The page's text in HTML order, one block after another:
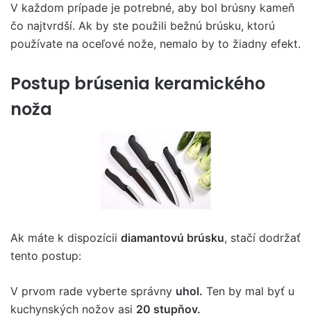
V každom prípade je potrebné, aby bol brúsny kameň
čo najtvrdší. Ak by ste použili bežnú brúsku, ktorú
používate na oceľové nože, nemalo by to žiadny efekt.
Postup brúsenia keramického
noža
Ak máte k dispozícii diamantovú brúsku, stačí dodržať
tento postup:
V prvom rade vyberte správny uhol. Ten by mal byť u
kuchynských nožov asi 20 stupňov.